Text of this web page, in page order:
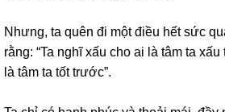
Nhưng, ta quên đi một điều hết sức
rằng: “Ta nghĩ xấu cho ai là tâm ta
là tâm ta tốt trước”.